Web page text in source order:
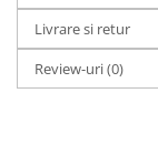
Livrare si retur
Review-uri(0)